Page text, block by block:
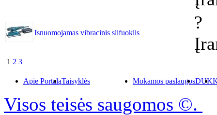
Isnuomojamas vibracinis slifuoklis
?
1 2 3
Apie PortaląTaisyklės Mokamos paslaugosDUK
Visos teisės saugomos ©.